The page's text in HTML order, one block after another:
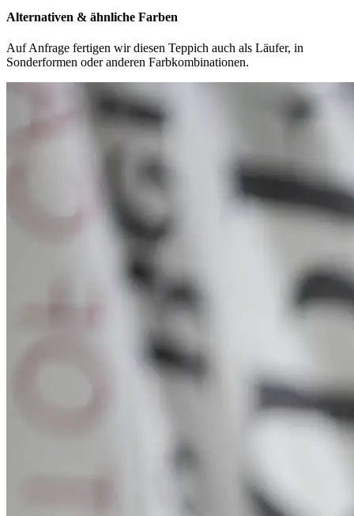
Alternativen & ähnliche Farben
Auf Anfrage fertigen wir diesen Teppich auch als Läufer, in
Sonderformen oder anderen Farbkombinationen.